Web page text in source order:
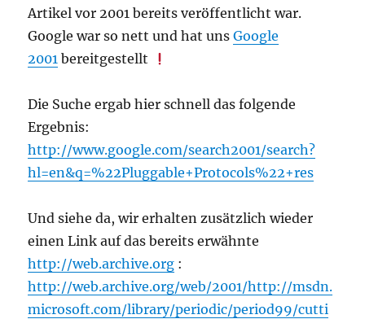
Artikel vor 2001 bereits veröffentlicht war.
Google war so nett und hat unsGoogle
2001 bereitgestellt
Die Suche ergab hier schnell das folgende
Ergebnis:
http://www.google.com/search2001/search?
hl=en&q=%22Pluggable+Protocols%22+res
Und siehe da, wir erhalten zusätzlich wieder
einen Link auf das bereits erwähnte
http://web.archive.org :
http://web.archive.org/web/2001/http://msdn.
microsoft.com/library/periodic/period99/cutti